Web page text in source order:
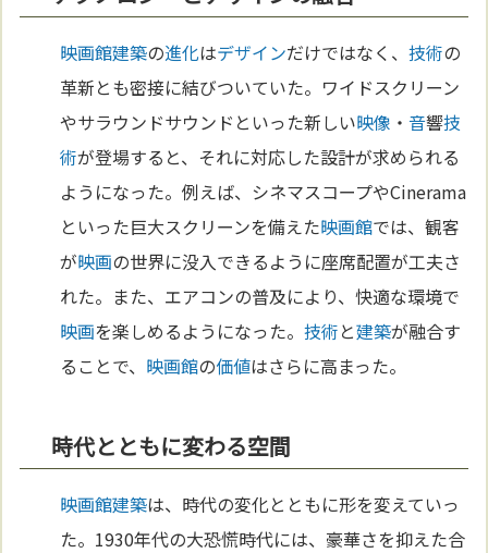
映画館建築の進化はデザインだけではなく、技術の
革新とも密接に結びついていた。ワイドスクリーン
やサラウンドサウンドといった新しい映像 ・音響技
術が登場すると、それに対応した設計が求められる
ようになった。例えば、シネマスコープやCinerama
といった巨大スクリーンを備えた映画館では、観客
が映画の世界に没入できるように座席配置が工夫さ
れた。また、エアコンの普及により、快適な環境で
映画を楽しめるようになった。技術と建築が融合す
ることで、 映画館の価値はさらに高まった。
時代とともに変わる空間
映画館建築は、時代の変化とともに形を変えていっ
た。1930年代の大恐慌時代には、豪華さを抑えた合